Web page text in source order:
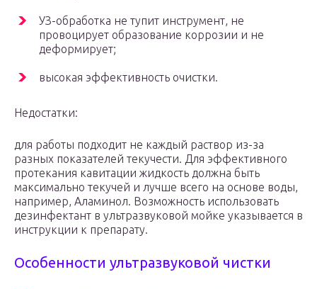
УЗ-обработка не тупит инструмент, не
провоцирует образование коррозии и не
деформирует;
высокая эффективность очистки.
Недостатки:
для работы подходит не каждый раствор из-за
разных показателей текучести. Для эффективного
протекания кавитации жидкость должна быть
максимально текучей и лучше всего на основе воды,
например, Аламинол. Возможность использовать
дезинфектант в ультразвуковой мойке указывается в
инструкции к препарату.
Особенности ультразвуковой чистки